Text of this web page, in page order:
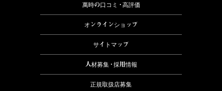
萬時の口コミ・高評価
オンラインショップ
サイトマップ
人材募集・採用情報
正規取扱店募集